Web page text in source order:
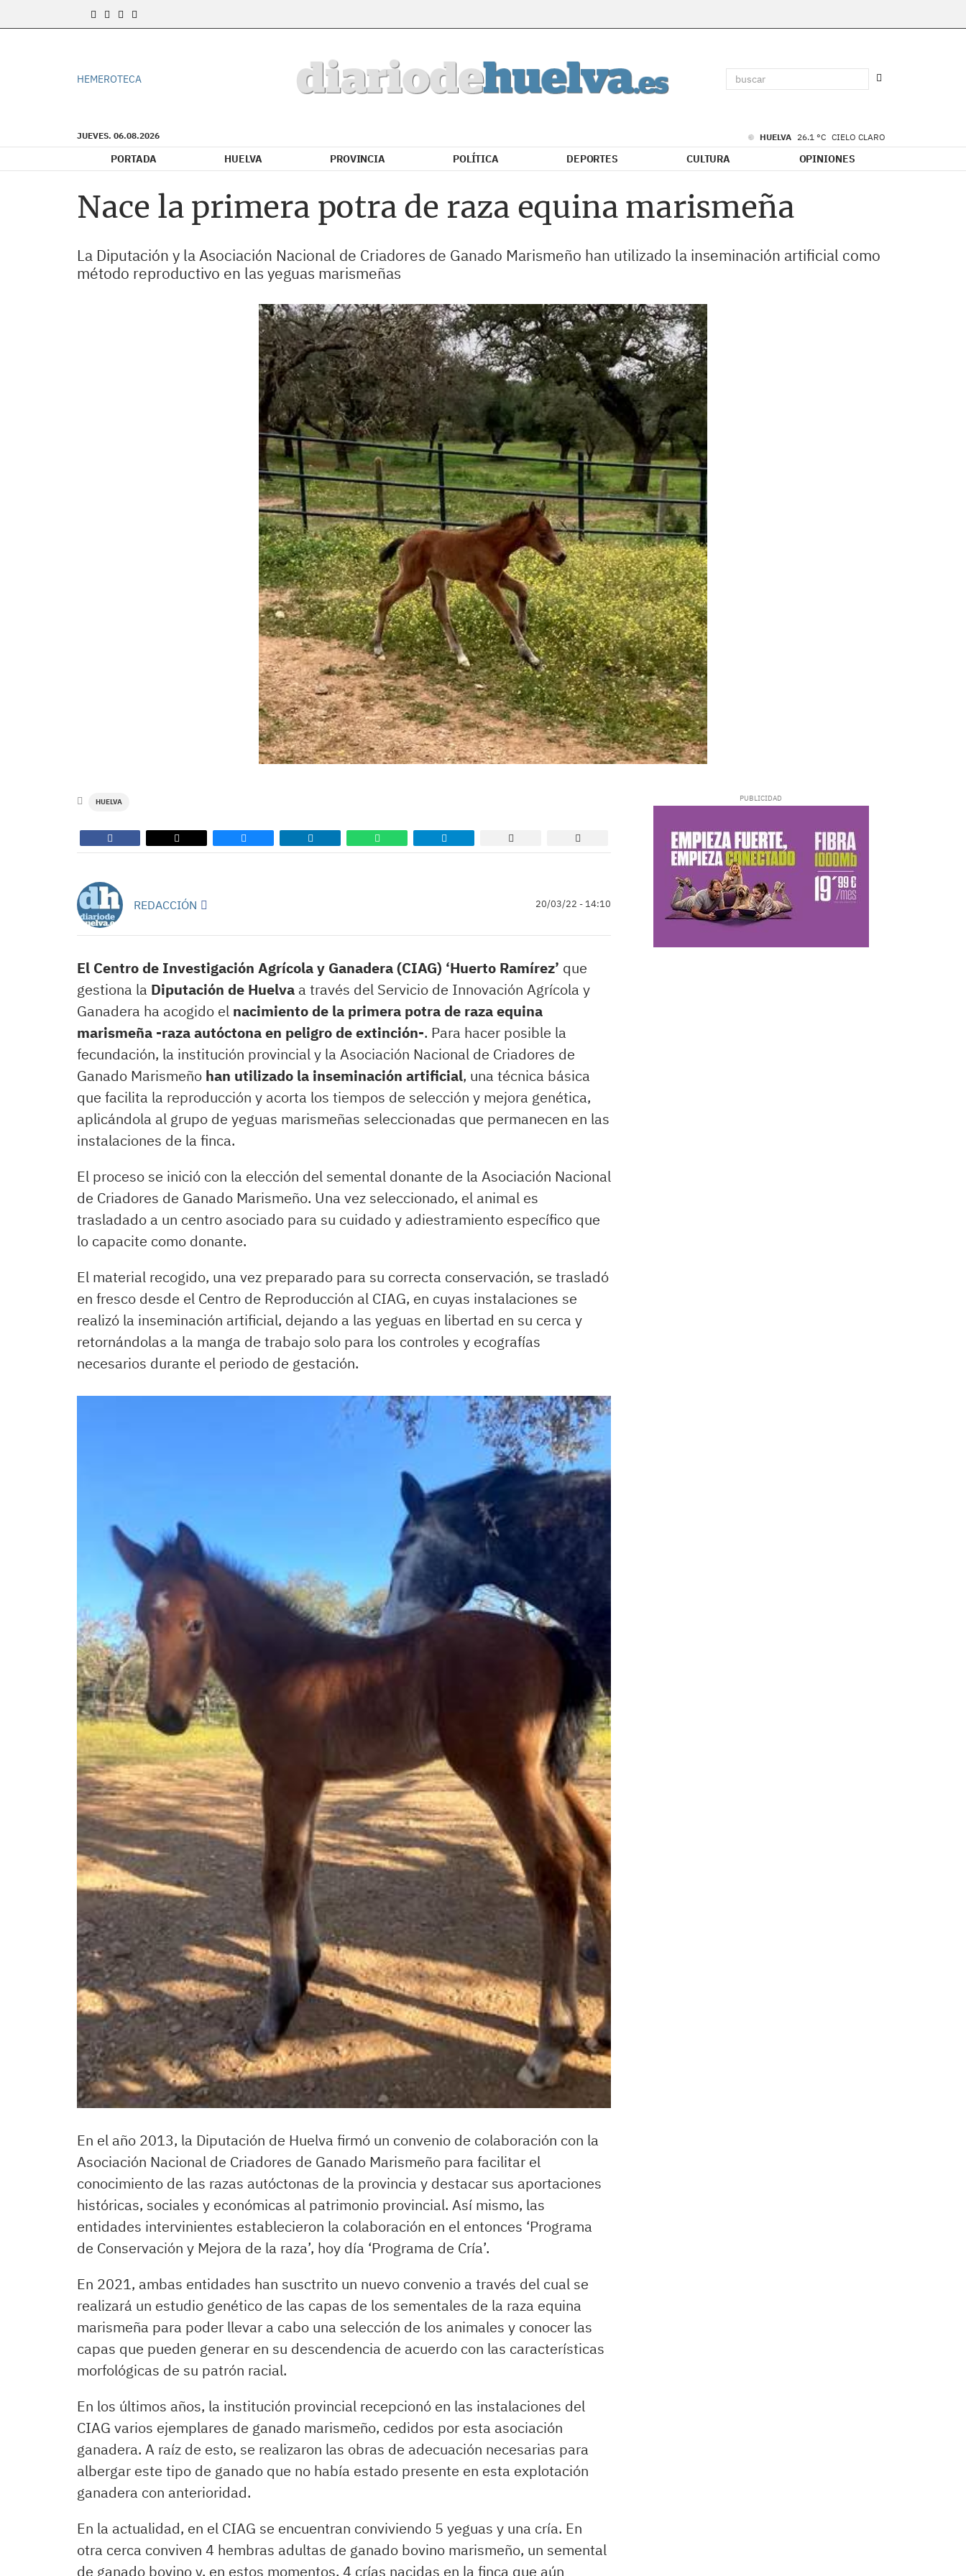
HEMEROTECA
JUEVES. 06.08.2026 HUELVA 26.1 °C CIELO CLARO
PORTADA HUELVA PROVINCIA POLÍTICA DEPORTES CULTURA OPINIONES
Nace la primera potra de raza equina marismeña
La Diputación y la Asociación Nacional de Criadores de Ganado Marismeño han utilizado la inseminación artificial como
método reproductivo en las yeguas marismeñas
HUELVA
REDACCIÓN 20/03/22 - 14:10
El Centro de Investigación Agrícola y Ganadera (CIAG) ‘Huerto Ramírez’ que
gestiona la Diputación de Huelva a través del Servicio de Innovación Agrícola y
Ganadera ha acogido el nacimiento de la primera potra de raza equina
marismeña -raza autóctona en peligro de extinción-. Para hacer posible la
fecundación, la institución provincial y la Asociación Nacional de Criadores de
Ganado Marismeño han utilizado la inseminación artificial, una técnica básica
que facilita la reproducción y acorta los tiempos de selección y mejora genética,
aplicándola al grupo de yeguas marismeñas seleccionadas que permanecen en las
instalaciones de la finca.
El proceso se inició con la elección del semental donante de la Asociación Nacional
de Criadores de Ganado Marismeño. Una vez seleccionado, el animal es
trasladado a un centro asociado para su cuidado y adiestramiento específico que
lo capacite como donante.
El material recogido, una vez preparado para su correcta conservación, se trasladó
en fresco desde el Centro de Reproducción al CIAG, en cuyas instalaciones se
realizó la inseminación artificial, dejando a las yeguas en libertad en su cerca y
retornándolas a la manga de trabajo solo para los controles y ecografías
necesarios durante el periodo de gestación.
En el año 2013, la Diputación de Huelva firmó un convenio de colaboración con la
Asociación Nacional de Criadores de Ganado Marismeño para facilitar el
conocimiento de las razas autóctonas de la provincia y destacar sus aportaciones
históricas, sociales y económicas al patrimonio provincial. Así mismo, las
entidades intervinientes establecieron la colaboración en el entonces ‘Programa
de Conservación y Mejora de la raza’, hoy día ‘Programa de Cría’.
En 2021, ambas entidades han susctrito un nuevo convenio a través del cual se
realizará un estudio genético de las capas de los sementales de la raza equina
marismeña para poder llevar a cabo una selección de los animales y conocer las
capas que pueden generar en su descendencia de acuerdo con las características
morfológicas de su patrón racial.
En los últimos años, la institución provincial recepcionó en las instalaciones del
CIAG varios ejemplares de ganado marismeño, cedidos por esta asociación
ganadera. A raíz de esto, se realizaron las obras de adecuación necesarias para
albergar este tipo de ganado que no había estado presente en esta explotación
ganadera con anterioridad.
En la actualidad, en el CIAG se encuentran conviviendo 5 yeguas y una cría. En
otra cerca conviven 4 hembras adultas de ganado bovino marismeño, un semental
de ganado bovino y, en estos momentos, 4 crías nacidas en la finca que aún